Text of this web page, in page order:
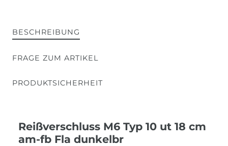
BESCHREIBUNG
FRAGE ZUM ARTIKEL
PRODUKTSICHERHEIT
Reißverschluss M6 Typ 10 ut 18 cm
am-fb Fla dunkelbr